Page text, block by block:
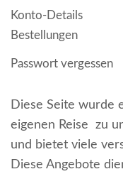
Konto-Details
Bestellungen
Passwort vergessen
Diese Seite wurde
eigenen Reise zu
und bietet viele
Diese Angebote